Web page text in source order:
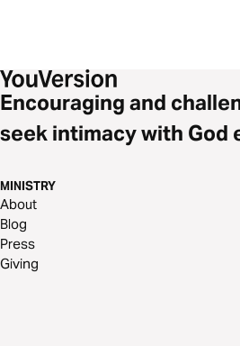
Encouraging and
seek intimacy with God
MINISTRY
About
Blog
Press
Giving